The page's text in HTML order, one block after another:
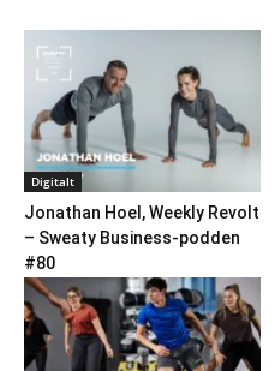
Digitalt
Jonathan Hoel, Weekly Revolt
– Sweaty Business-podden
#80